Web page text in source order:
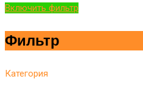
Включить фильтр
Фильтр
Категория